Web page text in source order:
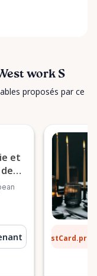
work S
proposés par ce
et